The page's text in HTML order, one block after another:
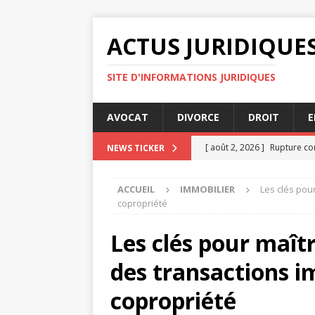
ACTUS
SITE D'INFORMATIONS JURIDIQUES
AVOCAT DIVORCE DROIT
NEWS TICKER [ août 2, 2026 ] Rupture
[ juillet 30, 2026 ]
[ juillet 27, 2026 ] 3
[ août 4, 2026 ] Maîtriser
ACCUEIL IMMOBILIER
Les clés
copropriété
Les clés pour
des transactions
copropriété